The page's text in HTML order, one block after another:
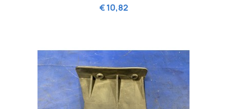
€ 10,82